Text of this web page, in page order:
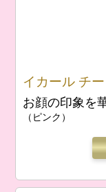
イカール チ
お顔の印象を
（ピンク）